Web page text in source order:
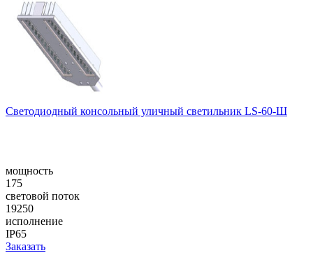
Cветодиодный консольный уличный cветильник LS-60-Ш
мощность
175
световой поток
19250
исполнение
IP65
Заказать